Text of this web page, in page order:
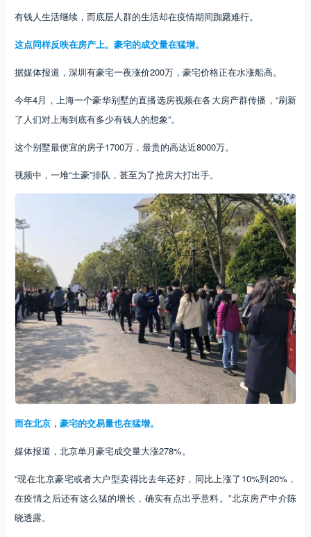
有钱人生活继续，而底层人群的生活却在疫情期间踟躇难行。
这点同样反映在房产上。豪宅的成交量在猛增。
据媒体报道，深圳有豪宅一夜涨价200万，豪宅价格正在水涨船高。
今年4月，上海一个豪华别墅的直播选房视频在各大房产群传播，“刷新
了人们对上海到底有多少有钱人的想象”。
这个别墅最便宜的房子1700万，最贵的高达近8000万。
视频中，一堆“土豪”排队，甚至为了抢房大打出手。
而在北京，豪宅的交易量也在猛增。
媒体报道，北京单月豪宅成交量大涨278%。
“现在北京豪宅或者大户型卖得比去年还好，同比上涨了10%到20%，
在疫情之后还有这么猛的增长，确实有点出乎意料。”北京房产中介陈
晓透露。